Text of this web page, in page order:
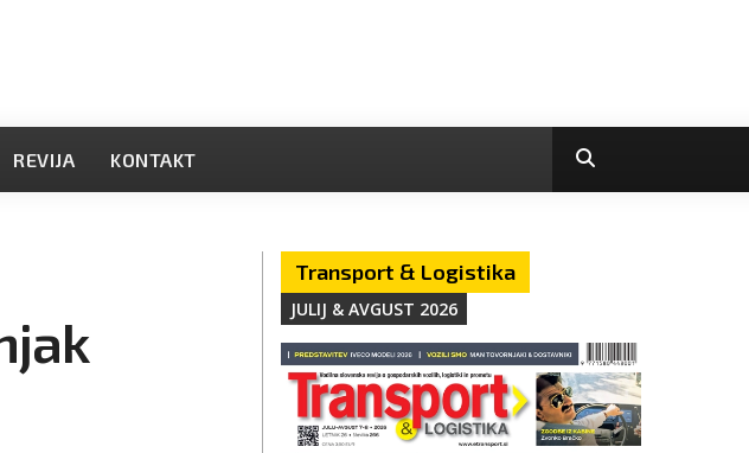
REVIJA KONTAKT
Transport & Logistika
JULIJ & AVGUST 2026